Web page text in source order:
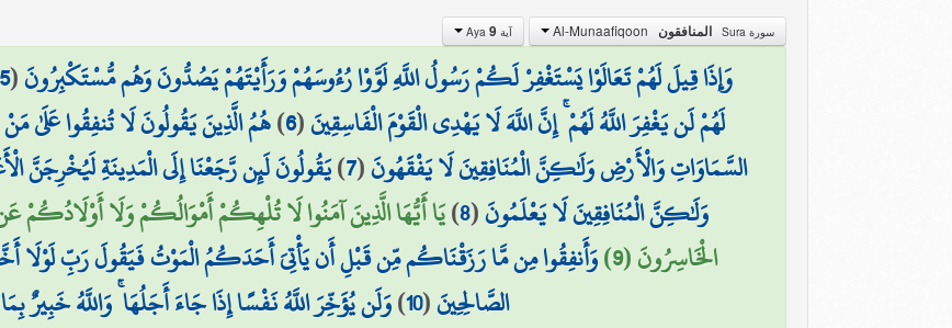
سورة Sura المنافقون آية Aya 9
وَإِذَا قِيلَ لَهُمْ تَعَالَوْا يَسْتَغْفِرْ لَكُمْ رَسُولُ اللَّهِ لَوَّوْا رُءُوسَهُمْ وَرَأَيْتَهُمْ يَصُدُّونَ وَهُم مُّسْتَكْبِرُونَ(
5
لَهُمْ لَن يَغْفِرَ اللَّهُ لَهُمْ ۚ إِنَّ اللَّهَ لَا يَهْدِي الْقَوْمَ الْفَاسِقِينَ(
6
)هُمُ الَّذِينَ يَقُولُونَ لَا تُنفِقُوا عَلَىٰ
السَّمَاوَاتِ وَالْأَرْضِ وَلَٰكِنَّ الْمُنَافِقِينَ لَا يَفْقَهُونَ(
7
)يَقُولُونَ لَئِن رَّجَعْنَا إِلَى الْمَدِينَةِ لَيُخْرِجَنَّ
وَلَٰكِنَّ الْمُنَافِقِينَ لَا يَعْلَمُونَ(
8
)يَا أَيُّهَا الَّذِينَ آمَنُوا لَا تُلْهِكُمْ أَمْوَالُكُمْ وَلَا
الْخَاسِرُونَ (9) وَأَنفِقُوا مِن مَّا رَزَقْنَاكُم مِّن قَبْلِ أَن يَأْتِيَ أَحَدَكُمُ الْمَوْتُ فَيَقُولَ رَبِّ
الصَّالِحِينَ(
10
)وَلَن يُؤَخِّرَ اللَّهُ نَفْسًا إِذَا جَاءَ أَجَلُهَا ۚ وَاللَّهُ خَبِيرٌ